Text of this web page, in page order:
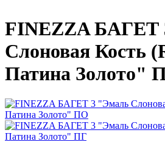
FINEZZA БАГЕТ
Слоновая Кость
Патина Золото"